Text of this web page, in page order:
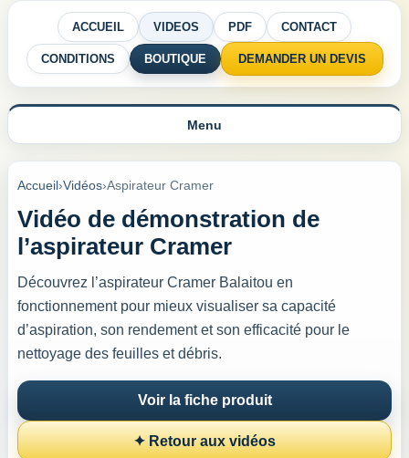
ACCUEIL VIDEOS PDF CONTACT
CONDITIONS BOUTIQUE DEMANDER UN DEVIS
Menu
Accueil›Vidéos›Aspirateur Cramer
Vidéo de démonstration de
l’aspirateur Cramer
Découvrez l’aspirateur Cramer Balaitou en
fonctionnement pour mieux visualiser sa capacité
d’aspiration, son rendement et son efficacité pour le
nettoyage des feuilles et débris.
Voir la fiche produit
✦ Retour aux vidéos